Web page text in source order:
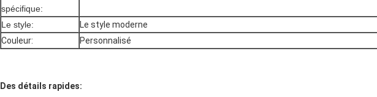
spécifique:
Le style:
Le style moderne
Couleur:
Personnalisé
Des détails rapides: